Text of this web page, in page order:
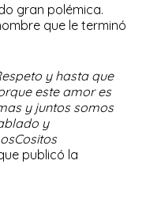
gran polémica.
que le terminó
y hasta que
este amor es
y juntos somos
y
publicó la